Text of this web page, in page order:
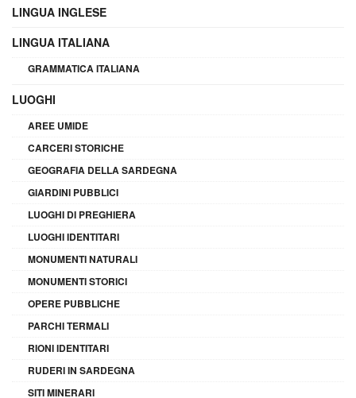
LINGUA INGLESE
LINGUA ITALIANA
GRAMMATICA ITALIANA
LUOGHI
AREE UMIDE
CARCERI STORICHE
GEOGRAFIA DELLA SARDEGNA
GIARDINI PUBBLICI
LUOGHI DI PREGHIERA
LUOGHI IDENTITARI
MONUMENTI NATURALI
MONUMENTI STORICI
OPERE PUBBLICHE
PARCHI TERMALI
RIONI IDENTITARI
RUDERI IN SARDEGNA
SITI MINERARI